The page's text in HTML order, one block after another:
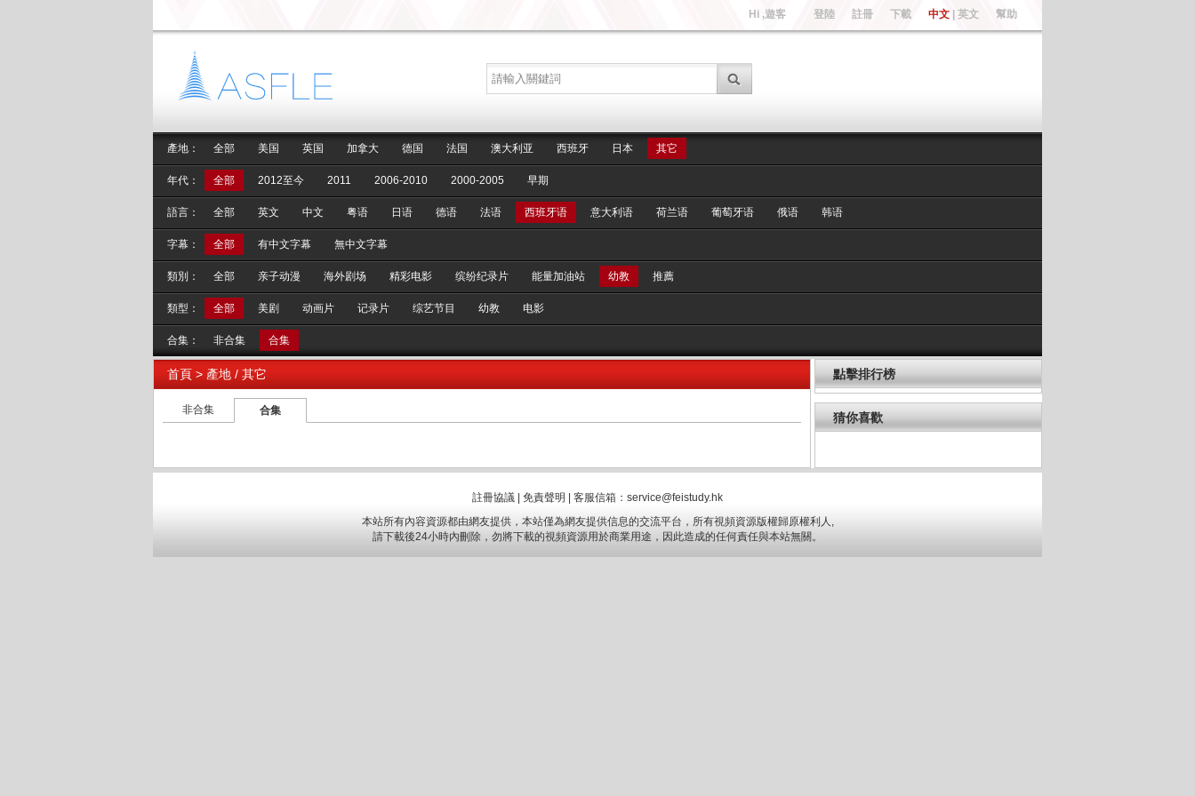
Hi ,遊客 登陸 註冊 下載 中文 英文 幫助
產地： 全部 美国 英国 加拿大 德国 法国 澳大利亚 西班牙 日本 其它
年代： 全部 2012至今 2011 2006-2010 2000-2005 早期
語言： 全部 英文 中文 粤语 日语 德语 法语 西班牙语 意大利语 荷兰语 葡萄牙语 俄语 韩语
字幕： 全部 有中文字幕 無中文字幕
類別： 全部 亲子动漫 海外剧场 精彩电影 缤纷纪录片 能量加油站 幼教 推薦
類型： 全部 美剧 动画片 记录片 综艺节目 幼教 电影
合集： 非合集 合集
首頁 > 產地 / 其它
非合集 合集
點擊排行榜
猜你喜歡
註冊協議 免責聲明
客服信箱：service@feistudy.hk
本站所有內容資源都由網友提供，本站僅為網友提供信息的交流平台，所有視頻資源版權歸原權利人,
請下載後24小時內刪除，勿將下載的視頻資源用於商業用途，因此造成的任何責任與本站無關。